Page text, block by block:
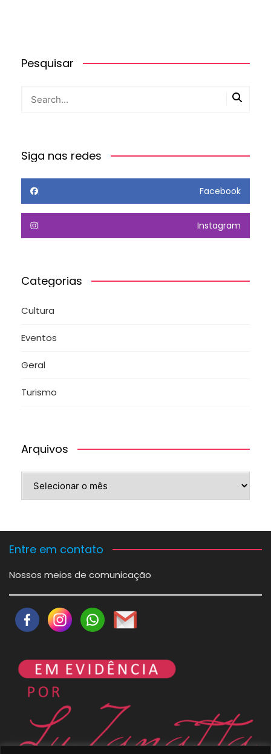
Pesquisar
Siga nas redes
Facebook
Instagram
Categorias
Cultura
Eventos
Geral
Turismo
Arquivos
Entre em contato
Nossos meios de comunicação